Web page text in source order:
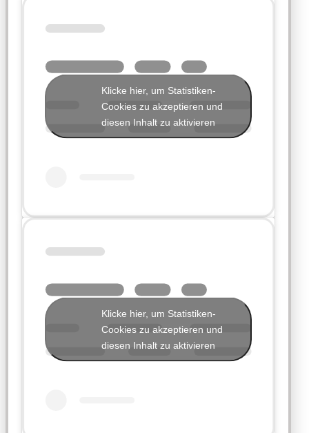
Klicke hier, um Statistiken-
Cookies zu akzeptieren und
diesen Inhalt zu aktivieren
Klicke hier, um Statistiken-
Cookies zu akzeptieren und
diesen Inhalt zu aktivieren